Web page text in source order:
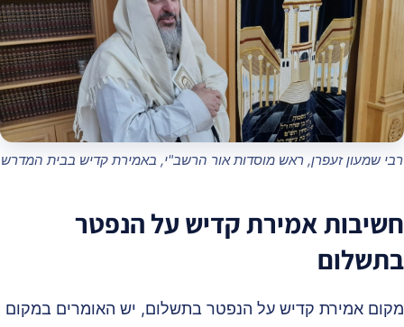
שמעון זעפרן, ראש מוסדות אור הרשב"י, באמירת קדיש בבית המדרש
אמירת קדיש על הנפטר
אמירת קדיש על הנפטר בתשלום, יש האומרים במקום